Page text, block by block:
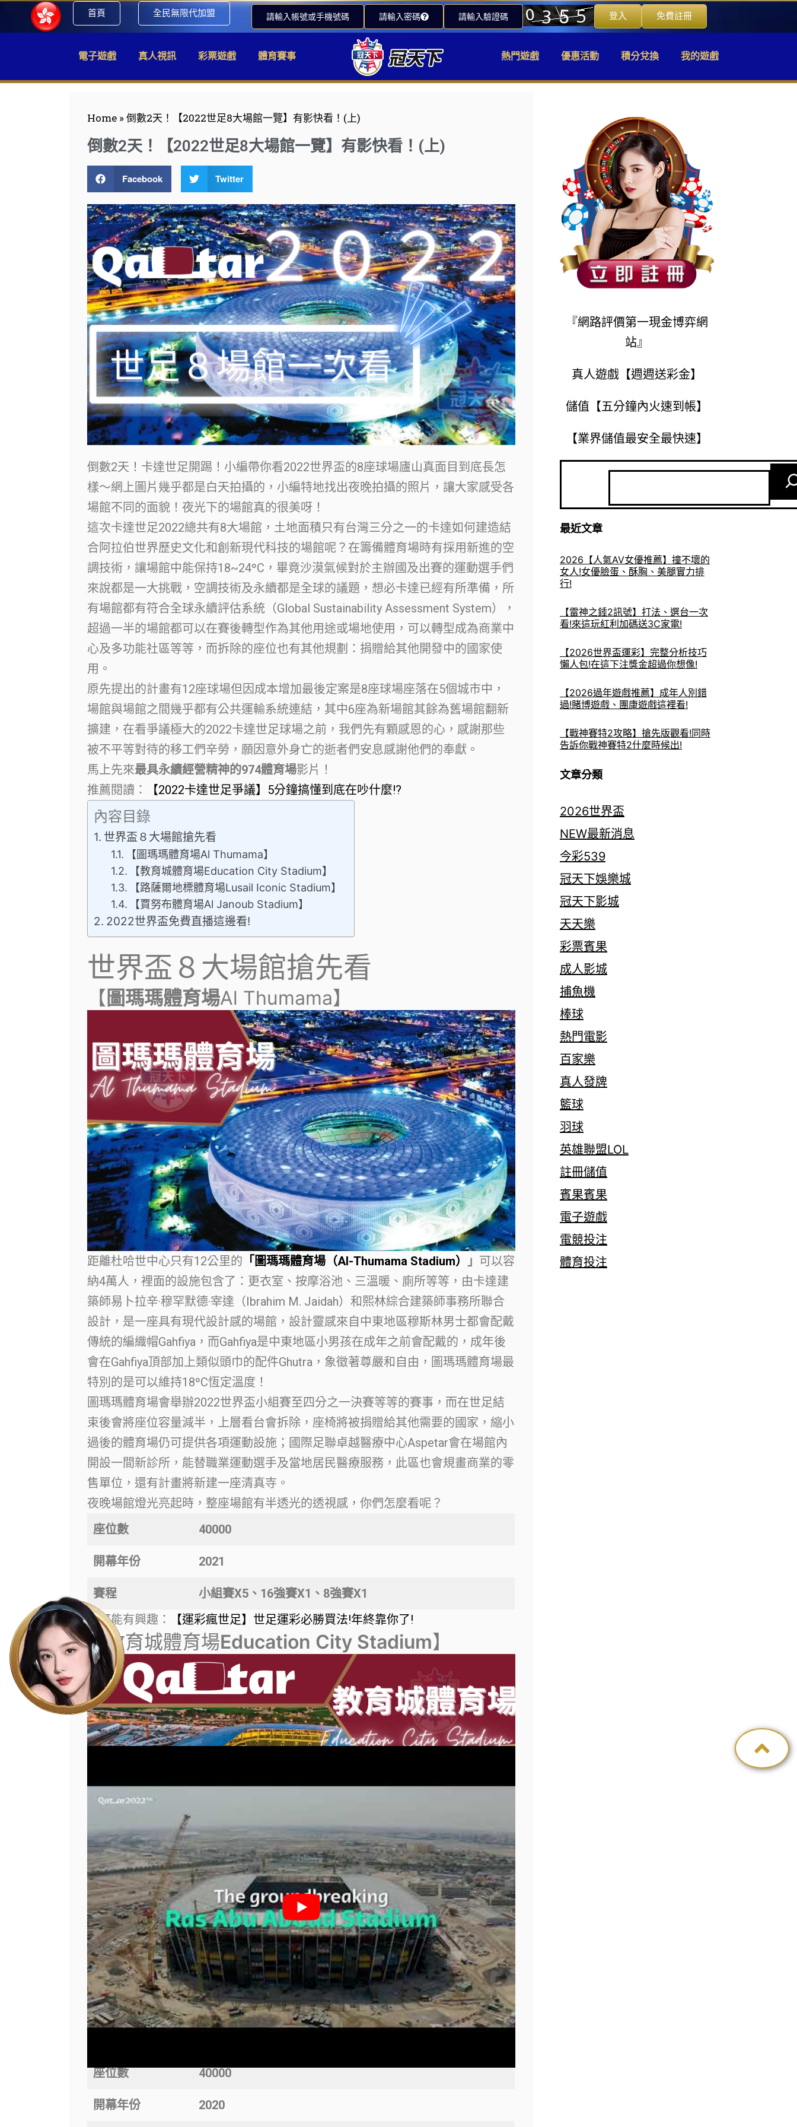
首頁 全民無限代加盟 請輸入帳號或手機號碼 請輸入密碼 請輸入驗證碼 登入 免費註冊
電子遊戲 真人視訊 彩票遊戲 體育賽事 熱門遊戲 優惠活動 積分兌換 我的遊戲
Home »倒數2天！【2022世足8大場館一覽】有影快看！(上)
倒數2天！【2022世足8大場館一覽】有影快看！(上)
Facebook Twitter
倒數2天！卡達世足開踢！小編帶你看2022世界盃的8座球場廬山真面目到底長怎
樣～網上圖片幾乎都是白天拍攝的，小編特地找出夜晚拍攝的照片，讓大家感受各
場館不同的面貌！夜光下的場館真的很美呀！
這次卡達世足2022總共有8大場館，土地面積只有台灣三分之一的卡達如何建造結
合阿拉伯世界歷史文化和創新現代科技的場館呢？在籌備體育場時有採用新進的空
調技術，讓場館中能保持18~24ºC，畢竟沙漠氣候對於主辦國及出賽的運動選手們
來說都是一大挑戰，空調技術及永續都是全球的議題，想必卡達已經有所準備，所
有場館都有符合全球永續評估系統（Global Sustainability Assessment System），
超過一半的場館都可以在賽後轉型作為其他用途或場地使用，可以轉型成為商業中
心及多功能社區等等，而拆除的座位也有其他規劃：捐贈給其他開發中的國家使
用。
原先提出的計畫有12座球場但因成本增加最後定案是8座球場座落在5個城市中，
場館與場館之間幾乎都有公共運輸系統連結，其中6座為新場館其餘為舊場館翻新
擴建，在看爭議極大的2022卡達世足球場之前，我們先有顆感恩的心，感謝那些
被不平等對待的移工們辛勞，願因意外身亡的逝者們安息感謝他們的奉獻。
馬上先來最具永續經營精神的974體育場影片！
推薦閱讀：
【2022卡達世足爭議】5分鐘搞懂到底在吵什麼!?
內容目錄
世界盃８大場館搶先看
【圖瑪瑪體育場Al Thumama】
【教育城體育場Education City Stadium】
【路薩爾地標體育場Lusail Iconic Stadium】
【賈努布體育場Al Janoub Stadium】
2022世界盃免費直播這邊看!
世界盃８大場館搶先看
【 圖瑪瑪體育場Al Thumama】
距離杜哈世中心只有12公里的 「圖瑪瑪體育場（Al-Thumama Stadium） 」 可以容
納4萬人，裡面的設施包含了：更衣室、按摩浴池、三溫暖、廁所等等，由卡達建
築師易卜拉辛·穆罕默德·宰達（Ibrahim M. Jaidah）和熙林綜合建築師事務所聯合
設計，是一座具有現代設計感的場館，設計靈感來自中東地區穆斯林男士都會配戴
傳統的編織帽Gahfiya，而Gahfiya是中東地區小男孩在成年之前會配戴的，成年後
會在Gahfiya頂部加上類似頭巾的配件Ghutra，象徵著尊嚴和自由，圖瑪瑪體育場最
特別的是可以維持18ºC恆定溫度！
圖瑪瑪體育場會舉辦2022世界盃小組賽至四分之一決賽等等的賽事，而在世足結
束後會將座位容量減半，上層看台會拆除，座椅將被捐贈給其他需要的國家，縮小
過後的體育場仍可提供各項運動設施；國際足聯卓越醫療中心Aspetar會在場館內
開設一間新診所，能替職業運動選手及當地居民醫療服務，此區也會規畫商業的零
售單位，還有計畫將新建一座清真寺。
夜晚場館燈光亮起時，整座場館有半透光的透視感，你們怎麼看呢？
座位數
40000
開幕年份 2021
賽程
小組賽X5、16強賽X1、8強賽X1
你可能有興趣：
【運彩瘋世足】世足運彩必勝買法!年終靠你了!
【教育城體育場Education City Stadium】
有著【沙漠鑽石】美名的【教育城體育場Education City Stadium】還獲得全球可
持續發展評估系統五星好評！可容納40000人，是專門為四強決賽所興建的場館。
座落於靠近多哈頂尖學校的校區內，因此命名為＂教育城＂且距離杜哈市中心僅只
有7公里而已，球迷們可以輕鬆抵達此場館，裡面還有設置高爾夫球場和購物中
心！果然是在精華區的球場呀！世界盃賽後也會會將20000個座位捐贈給開發中的
國家作為使用。
建築靈感來自鑽石，幾何立面設計在白天照射到陽光時會產生不同顏色的變化，所
座位數
40000
開幕年份 2020
『網路評價第一現金博弈網
站』
真人遊戲【週週送彩金】
儲值【五分鐘內火速到帳】
【業界儲值最安全最快速】
最近文章
2026【人氣AV女優推薦】撞不壞的
女人!女優臉蛋、酥胸、美腿實力排
行!
【雷神之錘2訊號】打法、選台一次
看!來這玩紅利加碼送3C家電!
【2026世界盃運彩】完整分析技巧
懶人包!在這下注獎金超過你想像!
【2026過年遊戲推薦】成年人別錯
過!賭博遊戲、團康遊戲這裡看!
【戰神賽特2攻略】搶先版觀看!同時
告訴你戰神賽特2什麼時候出!
文章分類
2026世界盃
NEW最新消息
今彩539
冠天下娛樂城
冠天下影城
天天樂
彩票賓果
成人影城
捕魚機
棒球
熱門電影
百家樂
真人發牌
籃球
羽球
英雄聯盟LOL
註冊儲值
賓果賓果
電子遊戲
電競投注
體育投注